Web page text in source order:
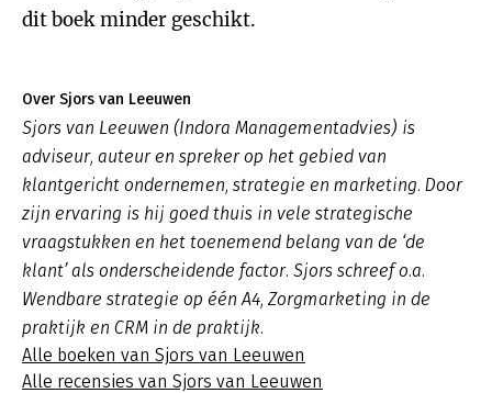
dit boek minder geschikt.
Over Sjors van Leeuwen
Sjors van Leeuwen (Indora Managementadvies) is
adviseur, auteur en spreker op het gebied van
klantgericht ondernemen, strategie en marketing. Door
zijn ervaring is hij goed thuis in vele strategische
vraagstukken en het toenemend belang van de ‘de
klant’ als onderscheidende factor. Sjors schreef o.a.
Wendbare strategie op één A4, Zorgmarketing in de
praktijk en CRM in de praktijk.
Alle boeken van Sjors van Leeuwen
Alle recensies van Sjors van Leeuwen